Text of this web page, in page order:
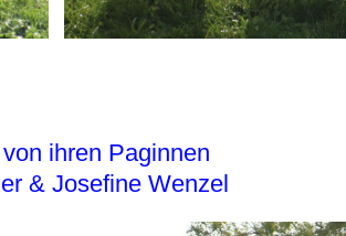
ihren Paginnen
& Josefine Wenzel